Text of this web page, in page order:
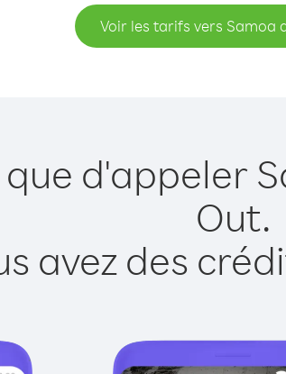
Voir les tarifs vers Samoa
d'appeler
Out.
avez des